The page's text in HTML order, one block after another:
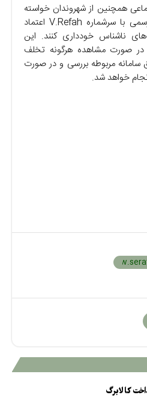
همچنین از شهروندان خواسته
است صرفاً به پیامک‌های رسمی با سرشماره V.Refah اعتماد
ناشناس خودداری کنند. این
در صورت مشاهده هرگونه تخلف
سامانه مربوطه بررسی و در صورت
خواهد شد.